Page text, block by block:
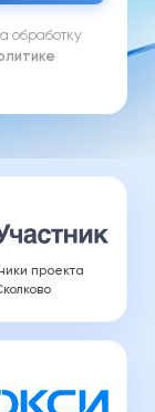
обработку
проекта